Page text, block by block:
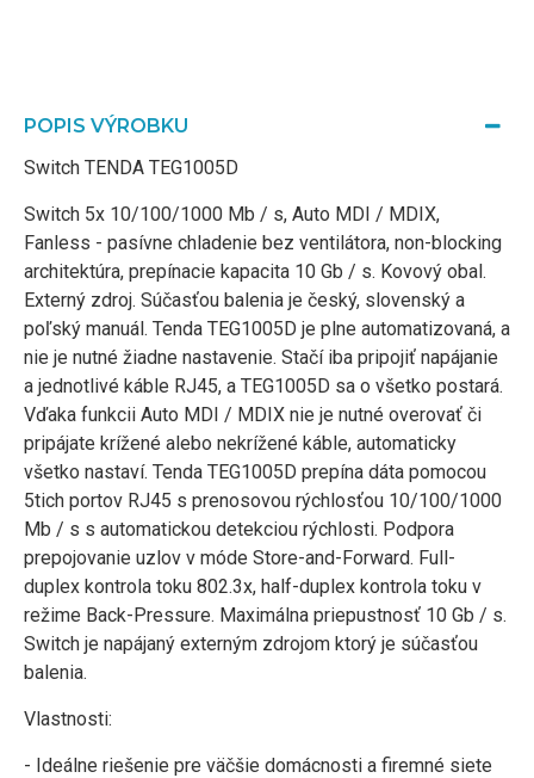
POPIS VÝROBKU
Switch TENDA TEG1005D
Switch 5x 10/100/1000 Mb / s, Auto MDI / MDIX,
Fanless - pasívne chladenie bez ventilátora, non-blocking
architektúra, prepínacie kapacita 10 Gb / s. Kovový obal.
Externý zdroj. Súčasťou balenia je český, slovenský a
poľský manuál. Tenda TEG1005D je plne automatizovaná, a
nie je nutné žiadne nastavenie. Stačí iba pripojiť napájanie
a jednotlivé káble RJ45, a TEG1005D sa o všetko postará.
Vďaka funkcii Auto MDI / MDIX nie je nutné overovať či
pripájate krížené alebo nekrížené káble, automaticky
všetko nastaví. Tenda TEG1005D prepína dáta pomocou
5tich portov RJ45 s prenosovou rýchlosťou 10/100/1000
Mb / s s automatickou detekciou rýchlosti. Podpora
prepojovanie uzlov v móde Store-and-Forward. Full-
duplex kontrola toku 802.3x, half-duplex kontrola toku v
režime Back-Pressure. Maximálna priepustnosť 10 Gb / s.
Switch je napájaný externým zdrojom ktorý je súčasťou
balenia.
Vlastnosti:
- Ideálne riešenie pre väčšie domácnosti a firemné siete